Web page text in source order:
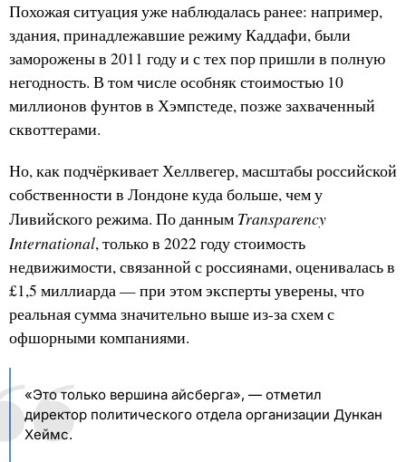
Похожая ситуация уже наблюдалась ранее: например,
здания, принадлежавшие режиму Каддафи, были
заморожены в 2011 году и с тех пор пришли в полную
негодность. В том числе особняк стоимостью 10
миллионов фунтов в Хэмпстеде, позже захваченный
сквоттерами.
Но, как подчёркивает Хеллвегер, масштабы российской
собственности в Лондоне куда больше, чем у
Ливийского режима. По данным Transparency
International, только в 2022 году стоимость
недвижимости, связанной с россиянами, оценивалась в
£1,5 миллиарда — при этом эксперты уверены, что
реальная сумма значительно выше из-за схем с
офшорными компаниями.
«Это только вершина айсберга», — отметил
директор политического отдела организации Дункан
Хеймс.